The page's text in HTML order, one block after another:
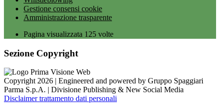
Gestione consensi cookie
Amministrazione trasparente
Pagina visualizzata 125 volte
Sezione Copyright
Copyright 2026 | Engineered and powered by Gruppo Spaggiari
Parma S.p.A. | Divisione Publishing & New Social Media
Disclaimer trattamento dati personali